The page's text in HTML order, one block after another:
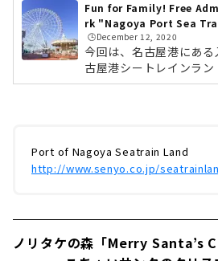
Fun for Family! Free
rk "Nagoya Port Sea
🕒️December 12, 2020
今回は、名古屋港にあ
古屋港シートレインラ
アトラクションごとに
アクセスは？電車でのア
鉄名港線「名古屋港」駅
ど。駐車場も700台ある
Port of Nagoya Seatrain Land
http://www.senyo.co.jp/
ノリタケの森 「Merry Santa’s